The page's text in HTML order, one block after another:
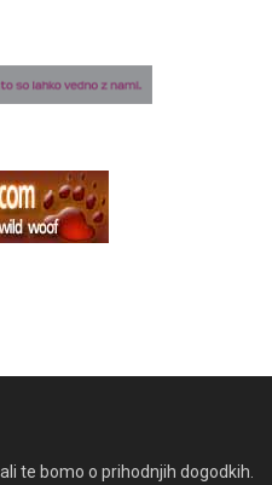
te bomo o prihodnjih dogodkih.